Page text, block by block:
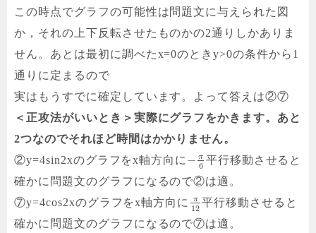
この時点でグラフの可能性は問題文に与えられた図
か，それの上下反転させたものかの2通りしかありま
せん。 あとは最初に調べたx=0のときy>0の条件から1
通りに定まるので
実はもうすでに確定しています。よって答えは②⑦
＜正攻法がいいとき＞実際にグラフをかきます。あと
2つなのでそれほど時間はかかりません。
②y=4sin2xのグラフをx軸方向に− π
6 平行移動させると
確かに問題文のグラフになるので②は適。
⑦y=4cos2xのグラフをx軸方向に
π
12 平行移動させると
確かに問題文のグラフになるので⑦は適。